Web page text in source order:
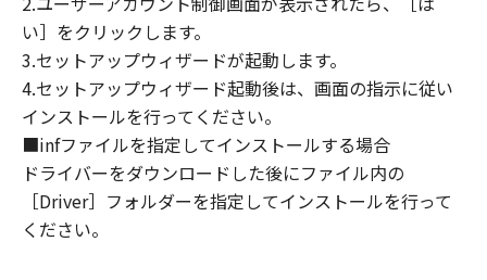
terms are used in 48 C.F.R. 12.212 (Sept 1995).
Consistent with 48 C.F.R. 12.212 and 48 C.F.R.
227.7202-1 through 227.7202-4 (June 1995),
all U.S. Government End Users shall acquire
the SOFTWARE with only those rights set
forth herein. The manufacturer is Canon
Inc./30-2, Shimomaruko 3-chome, Ohta-ku,
Tokyo 146-8501, Japan.
本条項中で使用される"the SOFTWARE"とは、
本契約書中で定義される「本ソフトウェア」を
い］をクリックします。
3.セットアップウィザードが起動します。
4.セットアップウィザード起動後は、画面の指示に従い
インストールを行ってください。
■infファイルを指定してインストールする場合
ドライバーをダウンロードした後にファイル内の
［Driver］フォルダーを指定してインストールを行って
ください。